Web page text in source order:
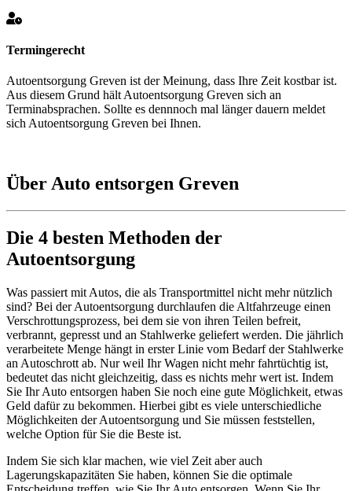
Termingerecht
Autoentsorgung Greven ist der Meinung, dass Ihre Zeit kostbar ist.
Aus diesem Grund hält Autoentsorgung Greven sich an
Terminabsprachen. Sollte es dennnoch mal länger dauern meldet
sich Autoentsorgung Greven bei Ihnen.
Über Auto entsorgen Greven
Die 4 besten Methoden der
Autoentsorgung
Was passiert mit Autos, die als Transportmittel nicht mehr nützlich
sind? Bei der Autoentsorgung durchlaufen die Altfahrzeuge einen
Verschrottungsprozess, bei dem sie von ihren Teilen befreit,
verbrannt, gepresst und an Stahlwerke geliefert werden. Die jährlich
verarbeitete Menge hängt in erster Linie vom Bedarf der Stahlwerke
an Autoschrott ab. Nur weil Ihr Wagen nicht mehr fahrtüchtig ist,
bedeutet das nicht gleichzeitig, dass es nichts mehr wert ist. Indem
Sie Ihr Auto entsorgen haben Sie noch eine gute Möglichkeit, etwas
Geld dafür zu bekommen. Hierbei gibt es viele unterschiedliche
Möglichkeiten der Autoentsorgung und Sie müssen feststellen,
welche Option für Sie die Beste ist.
Indem Sie sich klar machen, wie viel Zeit aber auch
Lagerungskapazitäten Sie haben, können Sie die optimale